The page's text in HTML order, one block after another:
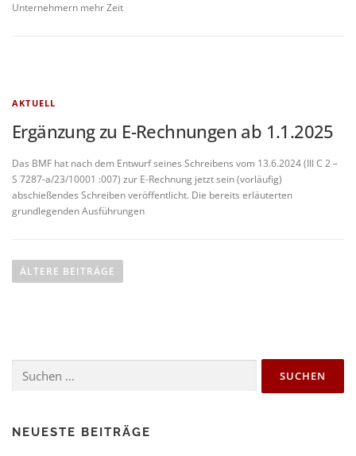
Unternehmern mehr Zeit
AKTUELL
Ergänzung zu E-Rechnungen ab 1.1.2025
Das BMF hat nach dem Entwurf seines Schreibens vom 13.6.2024 (III C 2 –
S 7287-a/23/10001 :007) zur E-Rechnung jetzt sein (vorläufig)
abschießendes Schreiben veröffentlicht. Die bereits erläuterten
grundlegenden Ausführungen
ÄLTERE BEITRÄGE
NEUESTE BEITRÄGE